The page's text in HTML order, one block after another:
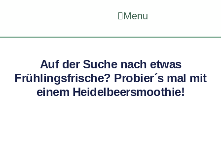
Menu
Auf der Suche nach etwas
Frühlingsfrische? Probier´s mal mit
einem Heidelbeersmoothie!